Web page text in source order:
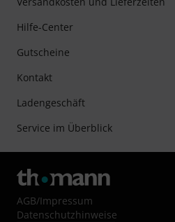
Hilfe-Center
Gutscheine
Kontakt
Ladengeschäft
Service im Überblick
AGB/Impressum
Datenschutzhinweise